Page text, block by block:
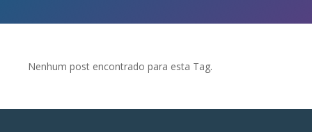
Nenhum post encontrado para esta Tag.